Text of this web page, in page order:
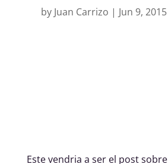
by Juan Carrizo Jun 9, 2015
Este vendria a ser el post sobre